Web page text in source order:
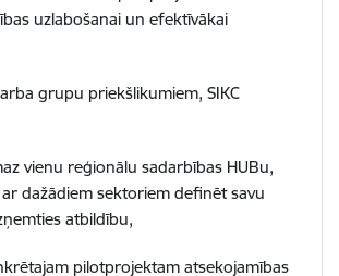
uzlabošanai un efektīvākai
grupu priekšlikumiem, SIKC
vienu reģionālu sadarbības HUBu,
dažādiem sektoriem definēt savu
atbildību,
pilotprojektam atsekojamības